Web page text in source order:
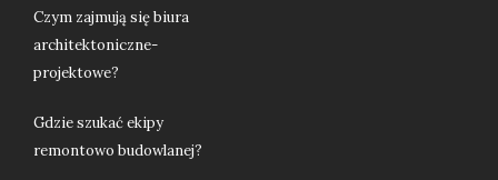
Czym zajmują się biura
architektoniczne-
projektowe?
Gdzie szukać ekipy
remontowo budowlanej?